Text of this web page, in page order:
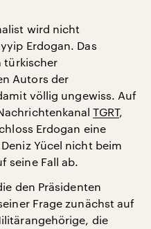
wird nicht
Erdogan. Das
türkischer
Autors der
völlig ungewiss. Auf
TGRT,
Erdogan eine
Yücel nicht beim
seine Fall ab.
den Präsidenten
Frage zunächst auf
die